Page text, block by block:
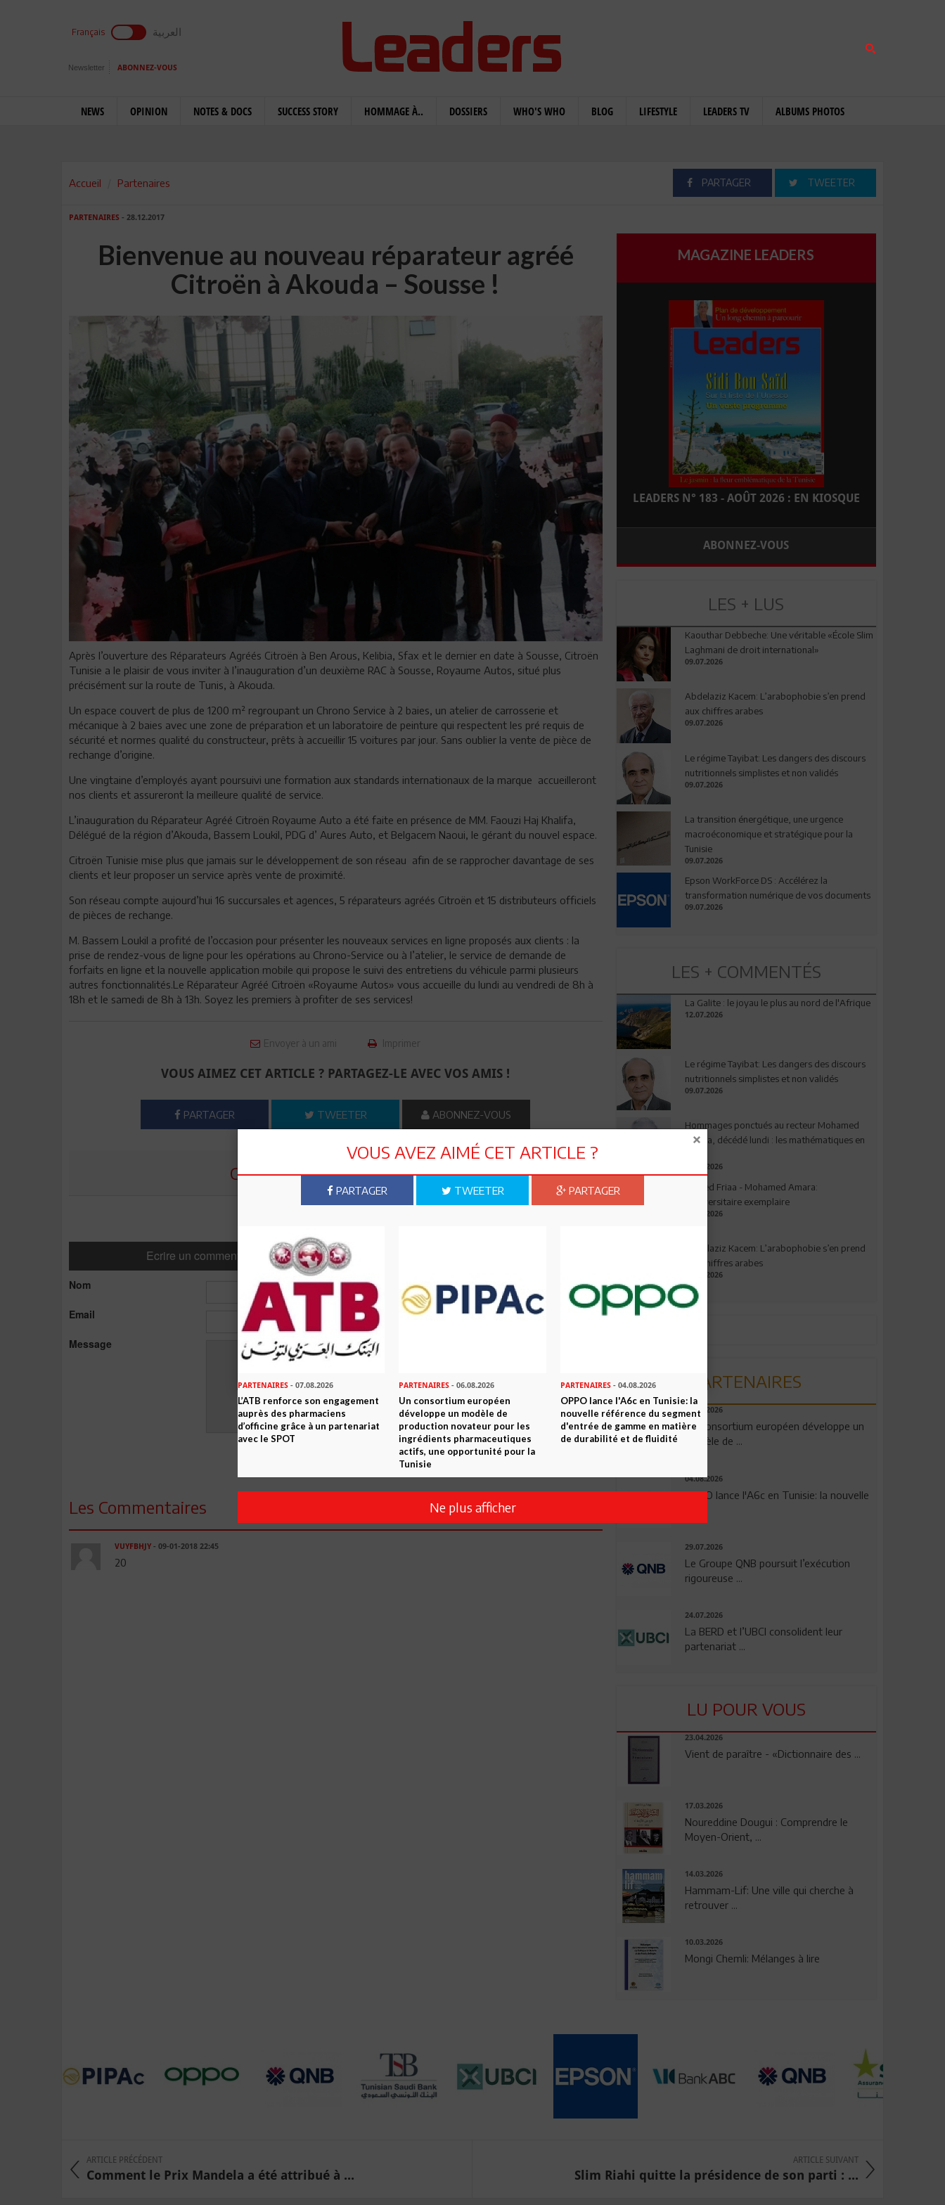
Français العربية
Newsletter ABONNEZ-VOUS
NEWS OPINION NOTES & DOCS SUCCESS STORY HOMMAGE À.. DOSSIERS WHO'S WHO BLOG LIFESTYLE LEADERS TV ALBUMS PHOTOS
Accueil Partenaires PARTAGER TWEETER
PARTENAIRES - 28.12.2017
Bienvenue au nouveau réparateur agréé
Citroën à Akouda – Sousse !
Après l’ouverture des Réparateurs Agréés Citroën à Ben Arous, Kelibia, Sfax et le dernier en date à Sousse, Citroën
Tunisie a le plaisir de vous inviter à l’inauguration d’un deuxième RAC à Sousse, Royaume Autos, situé plus
précisément sur la route de Tunis, à Akouda.
Un espace couvert de plus de 1200 m² regroupant un Chrono Service à 2 baies, un atelier de carrosserie et
mécanique à 2 baies avec une zone de préparation et un laboratoire de peinture qui respectent les pré requis de
sécurité et normes qualité du constructeur, prêts à accueillir 15 voitures par jour. Sans oublier la vente de pièce de
rechange d’origine.
Une vingtaine d’employés ayant poursuivi une formation aux standards internationaux de la marque accueilleront
nos clients et assureront la meilleure qualité de service.
L’inauguration du Réparateur Agréé Citroën Royaume Auto a été faite en présence de MM. Faouzi Haj Khalifa,
Délégué de la région d’Akouda, Bassem Loukil, PDG d’ Aures Auto, et Belgacem Naoui, le gérant du nouvel espace.
Citroën Tunisie mise plus que jamais sur le développement de son réseau afin de se rapprocher davantage de ses
clients et leur proposer un service après vente de proximité.
Son réseau compte aujourd’hui 16 succursales et agences, 5 réparateurs agréés Citroën et 15 distributeurs officiels
de pièces de rechange.
M. Bassem Loukil a profité de l’occasion pour présenter les nouveaux services en ligne proposés aux clients : la
prise de rendez-vous de ligne pour les opérations au Chrono-Service ou à l’atelier, le service de demande de
forfaits en ligne et la nouvelle application mobile qui propose le suivi des entretiens du véhicule parmi plusieurs
autres fonctionnalités.Le Réparateur Agréé Citroën «Royaume Autos» vous accueille du lundi au vendredi de 8h à
18h et le samedi de 8h à 13h. Soyez les premiers à profiter de ses services!
Envoyer à un ami Imprimer
VOUS AIMEZ CET ARTICLE ? PARTAGEZ-LE AVEC VOS AMIS !
PARTAGER TWEETER ABONNEZ-VOUS
COMMENTER CET ARTICLE
Ecrire un commentaire
Nom
Email
Message
Les Commentaires
VUYFBHJY- 09-01-2018 22:45
20
MAGAZINE LEADERS
LEADERS N° 183 - AOÛT 2026 : EN KIOSQUE
ABONNEZ-VOUS
LES + LUS
Kaouthar Debbeche: Une véritable «École Slim
Laghmani de droit international»
09.07.2026
Abdelaziz Kacem: L’arabophobie s’en prend
aux chiffres arabes
09.07.2026
Le régime Tayibat: Les dangers des discours
nutritionnels simplistes et non validés
09.07.2026
La transition énergétique, une urgence
macroéconomique et stratégique pour la
Tunisie
09.07.2026
Epson WorkForce DS : Accélérez la
transformation numérique de vos documents
09.07.2026
LES + COMMENTÉS
La Galite : le joyau le plus au nord de l'Afrique
12.07.2026
Le régime Tayibat: Les dangers des discours
nutritionnels simplistes et non validés
09.07.2026
Hommages ponctués au recteur Mohamed
Amara, décédé lundi : les mathématiques en
03.08.2026
Ahmed Friaa - Mohamed Amara:
l’Universitaire exemplaire
04.08.2026
Abdelaziz Kacem: L’arabophobie s’en prend
aux chiffres arabes
09.07.2026
PARTENAIRES
06.08.2026
Un consortium européen développe un
modèle de ...
04.08.2026
OPPO lance l'A6c en Tunisie: la nouvelle
29.07.2026
Le Groupe QNB poursuit l’exécution
rigoureuse ...
24.07.2026
La BERD et l’UBCI consolident leur
partenariat ...
LU POUR VOUS
23.04.2026
Vient de paraître - «Dictionnaire des ...
17.03.2026
Noureddine Dougui : Comprendre le
Moyen-Orient, ...
14.03.2026
Hammam-Lif: Une ville qui cherche à
retrouver ...
10.03.2026
Mongi Chemli: Mélanges à lire
ARTICLE PRÉCÉDENT
Comment le Prix Mandela a été attribué à ...
ARTICLE SUIVANT
Slim Riahi quitte la présidence de son parti : ...
VOUS AVEZ AIMÉ CET ARTICLE ?
PARTAGER TWEETER PARTAGER
PARTENAIRES - 07.08.2026
L’ATB renforce son engagement
auprès des pharmaciens
d’officine grâce à un partenariat
avec le SPOT
PARTENAIRES - 06.08.2026
Un consortium européen
développe un modèle de
production novateur pour les
ingrédients pharmaceutiques
actifs, une opportunité pour la
Tunisie
PARTENAIRES- 04.08.2026
OPPO lance l'A6c en Tunisie: la
nouvelle référence du segment
d'entrée de gamme en matière
de durabilité et de fluidité
Ne plus afficher